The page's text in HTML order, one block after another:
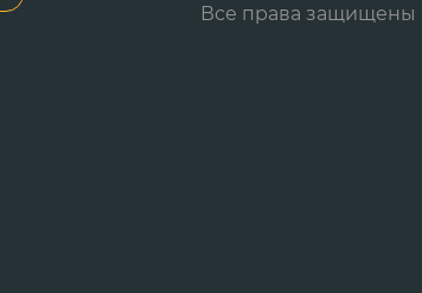
Все права защищены